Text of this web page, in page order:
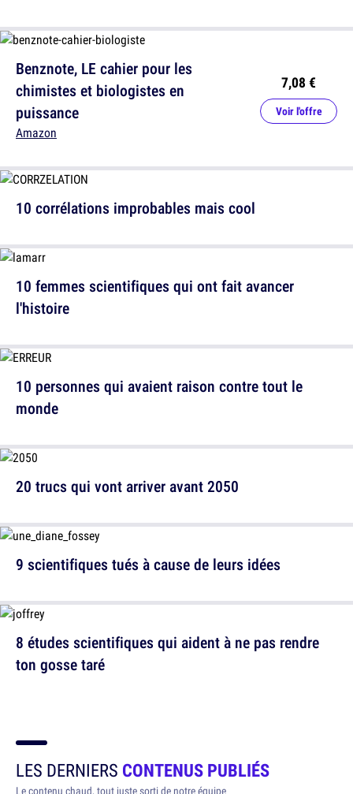
10 corrélations improbables mais cool
10 femmes scientifiques qui ont fait avancer
l'histoire
20 trucs qui vont arriver avant 2050
8 études scientifiques qui aident à ne pas rendre
ton gosse taré
Benznote, LE cahier pour les
chimistes et biologistes en
puissance
Amazon
7,08 €
Voir l'offre
10 personnes qui avaient raison contre tout le
monde
9 scientifiques tués à cause de leurs idées
LES DERNIERS CONTENUS PUBLIÉS
Le contenu chaud, tout juste sorti de notre équipe